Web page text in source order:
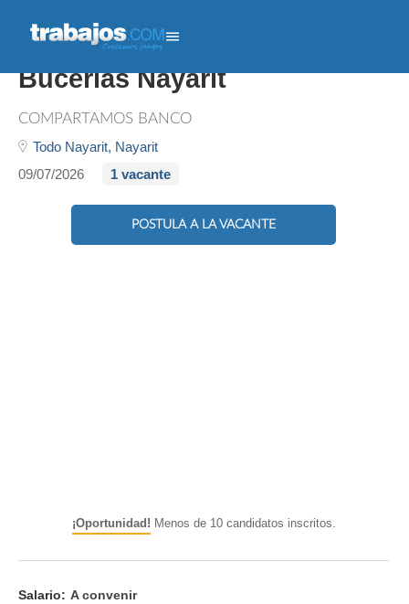
Promotor/a Credito Grupal -
Bucerias Nayarit
COMPARTAMOS BANCO
Todo Nayarit, Nayarit
09/07/2026
1 vacante
POSTULA A LA VACANTE
¡Oportunidad! Menos de 10 candidatos inscritos.
Salario: A convenir